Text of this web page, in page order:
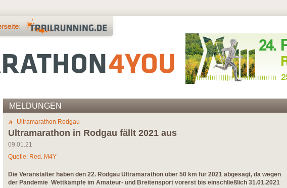
MELDUNGEN
Ultramarathon Rodgau
Ultramarathon in Rodgau fällt 2021 aus
09.01.21
Quelle: Red. M4Y
Die Veranstalter haben den 22. Rodgau Ultramarathon über 50 km für 2021 abgesagt, da wegen
der Pandemie Wettkämpfe im Amateur- und Breitensport vorerst bis einschließlich 31.01.2021